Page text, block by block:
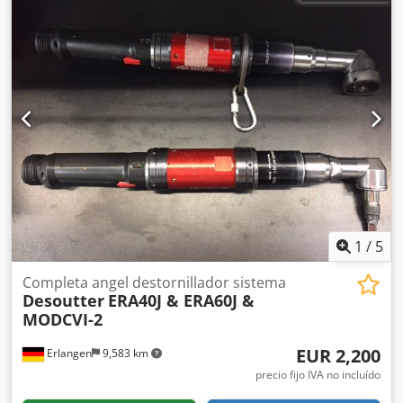
sin ningún accesorio adicional Adecuado para los
siguientes destornilladores y husillos de tornillo Desoutter:
- ECA (7 a 200 Nm) - ECD (7 a 120 Nm) Chsdpfx Acsvtf
Arszea - ECP (7 a 40 Nm) - ECFS (7 a 30 Nm) - ECP HT (30 a
4000 Nm) - MC (5 a 135 Nm) Número de ciclos de
atornillado guardados en el control: 1 Número de fases
posibles en el ciclo de atornillado: 15 Totalizador IO (999
resultados IO) Dependiendo de la configuración, la
memoria de resultados de visualización es de 5000 a
20000 Interfaces de E/S: Entradas y salidas de 24 voltios:
8/8 Interfaz serie RS232 Interfaz Ethernet
1 / 5
Erlangen 9,583 km
Completa angel destornillador sistema
Desoutter ERA40J & ERA60J &
MODCVI-2
EUR 2,200
precio fijo IVA no incluído